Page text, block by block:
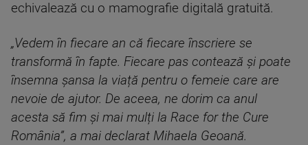
echivalează cu o mamografie digitală gratuită.
„Vedem în fiecare an că fiecare înscriere se
transformă în fapte. Fiecare pas contează și poate
însemna șansa la viață pentru o femeie care are
nevoie de ajutor. De aceea, ne dorim ca anul
acesta să fim și mai mulți la Race for the Cure
România”, a mai declarat Mihaela Geoană.